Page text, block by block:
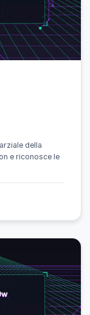
della
e riconosce le